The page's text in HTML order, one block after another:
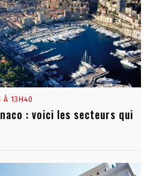
À 13H40
: voici les secteurs qui